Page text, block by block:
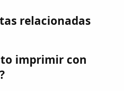
relacionadas
imprimir con